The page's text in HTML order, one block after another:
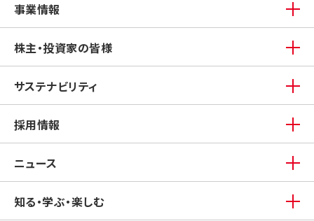
事業情報
株主・投資家の皆様
サステナビリティ
採用情報
ニュース
知る・学ぶ・楽しむ